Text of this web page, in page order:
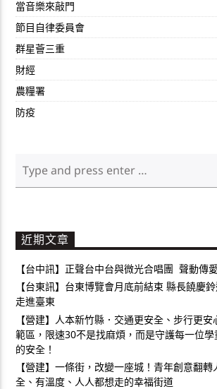
當音樂來敲門
節目自律委員會
群星薈三重
財經
農糧署
防疫
近期文章
【台中訊】正聲台中台與微光合唱團 聲動傳
【台東訊】台東博覽會月底前結束 縣長饒慶
走進臺東
【營建】人本新竹縣．交通更安全、步行更
範區，限速30不是找麻煩，而是守護每一位
的安全！
【營建】一條街，改變一座城！青年創意翻
全、有溫度、人人都想走的幸福街道